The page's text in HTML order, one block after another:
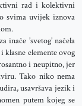
rad i kolektivni
svima uvijek iznova
’svetog’ načela
elemente ovog
i neupitno, jer
Tako niko nema
usavršava jezik i
putem kojeg se